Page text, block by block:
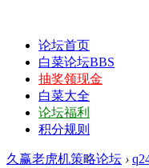
论坛首页
白菜论坛BBS
抽奖领现金
白菜大全
论坛福利
积分规则
久赢老虎机策略论坛 ›